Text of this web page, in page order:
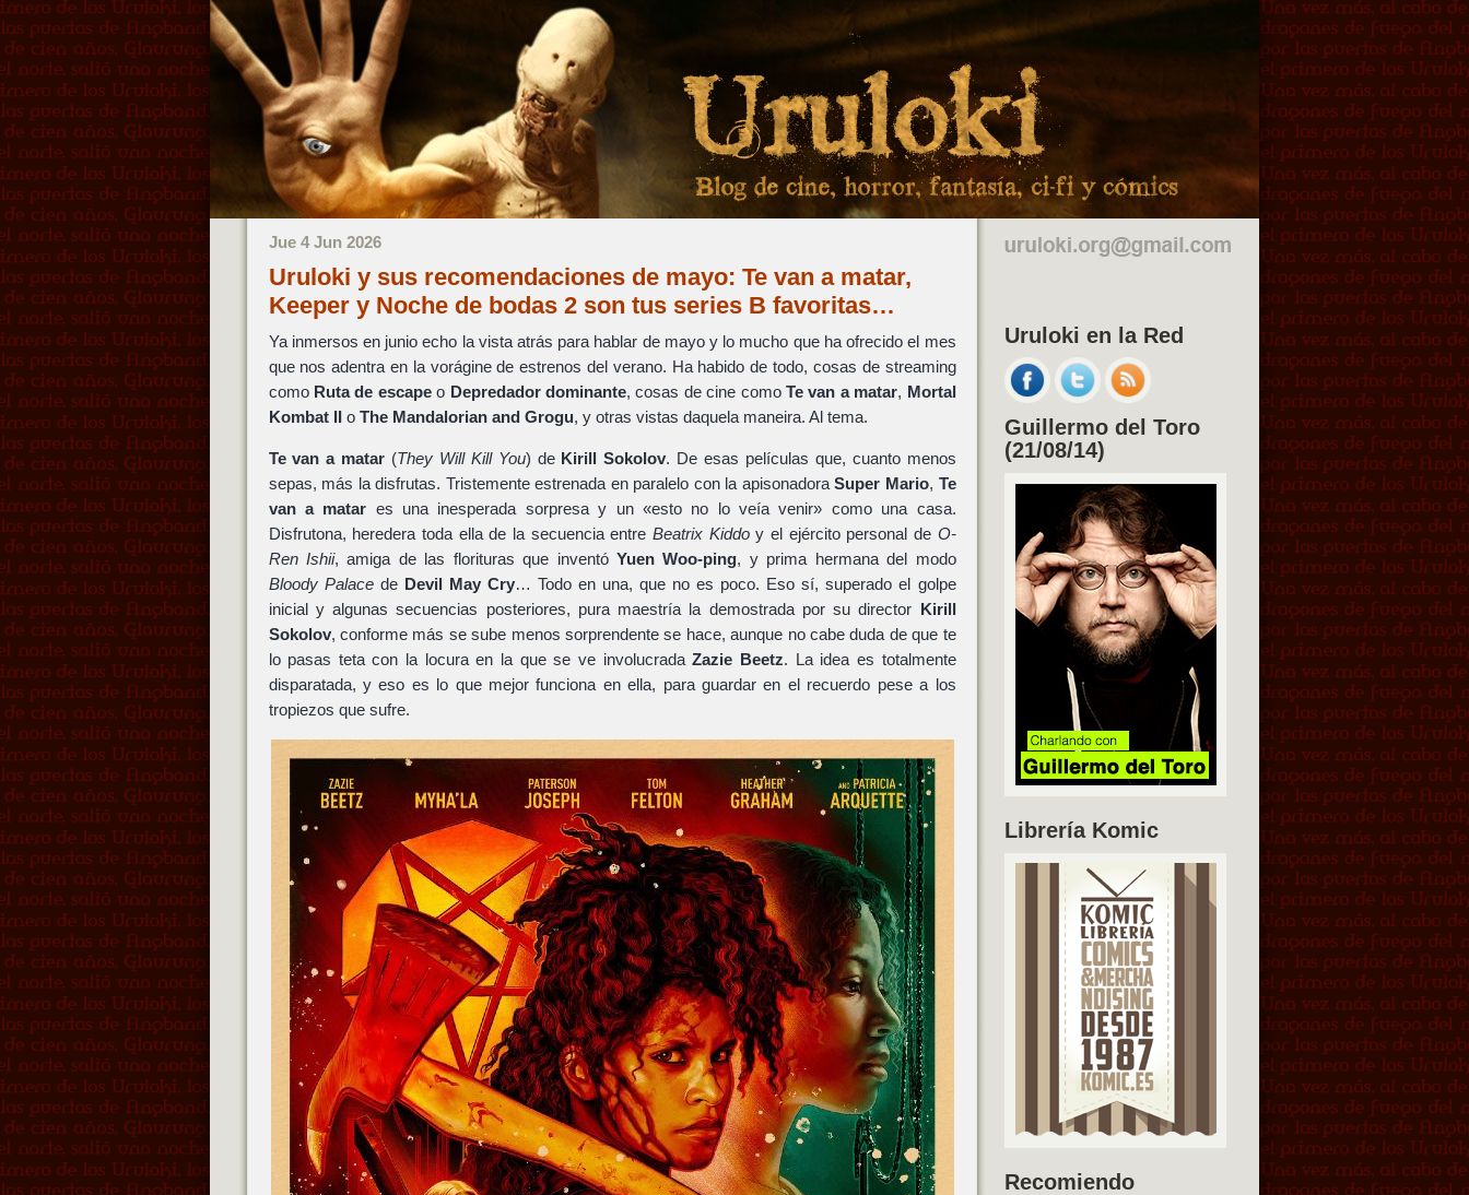
Jue 4 Jun 2026
Uruloki y sus recomendaciones de mayo: Te van a matar,
Keeper y Noche de bodas 2 son tus series B favoritas…
Ya inmersos en junio echo la vista atrás para hablar de mayo y lo mucho que ha ofrecido el mes
que nos adentra en la vorágine de estrenos del verano. Ha habido de todo, cosas de streaming
como Ruta de escapeo Depredador dominante, cosas de cine como Te van a matar, Mortal
Kombat IIo The Mandalorian and Grogu, y otras vistas daquela maneira. Al tema.
Te van a matar (They Will Kill You) de Kirill Sokolov. De esas películas que, cuanto menos
sepas, más la disfrutas. Tristemente estrenada en paralelo con la apisonadoraSuper Mario, Te
van a matar es una inesperada sorpresa y un «esto no lo veía venir» como una casa.
Disfrutona, heredera toda ella de la secuencia entre Beatrix Kiddoy el ejército personal de O-
Ren Ishii, amiga de las florituras que inventó Yuen Woo-ping, y prima hermana del modo
Bloody Palacede Devil May Cry… Todo en una, que no es poco. Eso sí, superado el golpe
inicial y algunas secuencias posteriores, pura maestría la demostrada por su director Kirill
Sokolov, conforme más se sube menos sorprendente se hace, aunque no cabe duda de que te
lo pasas teta con la locura en la que se ve involucradaZazie Beetz. La idea es totalmente
disparatada, y eso es lo que mejor funciona en ella, para guardar en el recuerdo pese a los
tropiezos que sufre.
Uruloki en la Red
Guillermo del Toro
(21/08/14)
Librería Komic
Recomiendo